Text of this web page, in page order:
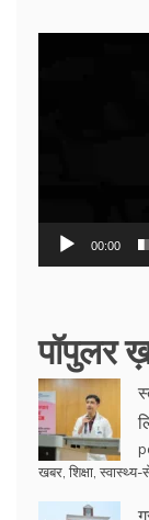
00:00
पॉपुलर
खबर शिक्षा स्वास्थ्य-